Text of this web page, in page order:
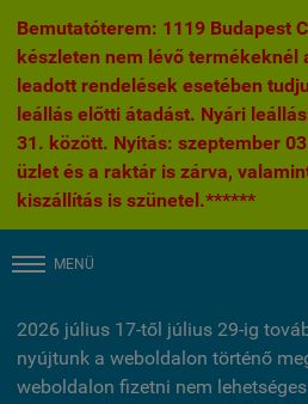
Bemutatóterem: 1119 Budapest
készleten nem lévő termékeknél
leadott rendelések esetében
leállás előtti átadást. Nyári
31. között. Nyitás: szeptember
üzlet és a raktár is zárva,
kiszállítás is szünetel.******
MENÜ
2026 július 17-től július 29-ig
nyújtunk a weboldalon történő
weboldalon fizetni nem